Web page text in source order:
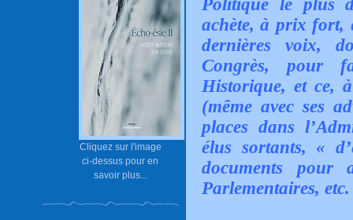
Cliquez sur l'image
ci-dessus pour en
savoir plus...
Politique le plus
achète, à prix fort,
dernières voix,
Congrès, pour
Historique, et ce,
(même avec ses
places dans
élus sortants, «
documents pour
Parlementaires, etc.